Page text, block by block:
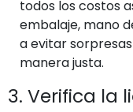
todos los costos
embalaje, mano
a evitar
manera justa.
3. Verifica la